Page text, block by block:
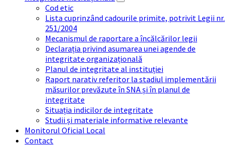
Cod etic
Lista cuprinzând cadourile primite, potrivit Legii nr.
251/2004
Mecanismul de raportare a încălcărilor legii
Declarația privind asumarea unei agende de
integritate organizațională
Planul de integritate al instituției
Raport narativ referitor la stadiul implementării
măsurilor prevăzute în SNA și în planul de
integritate
Situația indicilor de integritate
Studii și materiale informative relevante
Monitorul Oficial Local
Contact